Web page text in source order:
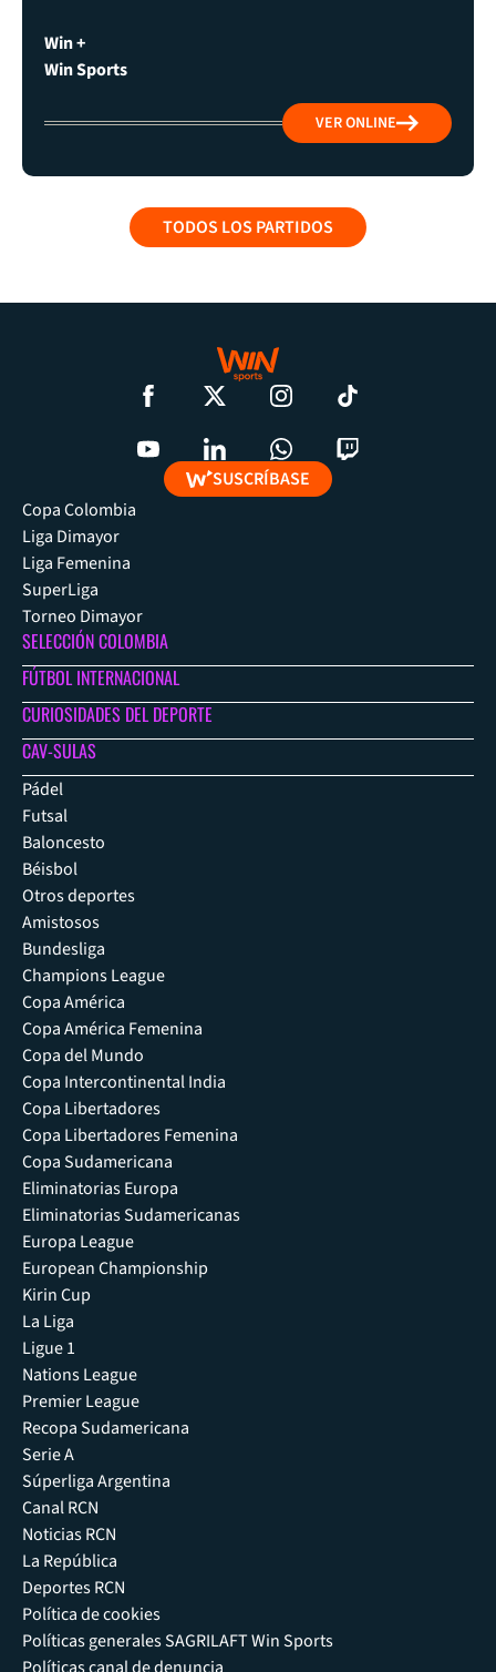
Win +
Win Sports
VER ONLINE
TODOS LOS PARTIDOS
SUSCRÍBASE
Copa Colombia
Liga Dimayor
Liga Femenina
SuperLiga
Torneo Dimayor
SELECCIÓN COLOMBIA
FÚTBOL INTERNACIONAL
CURIOSIDADES DEL DEPORTE
CAV-SULAS
Pádel
Futsal
Baloncesto
Béisbol
Otros deportes
Amistosos
Bundesliga
Champions League
Copa América
Copa América Femenina
Copa del Mundo
Copa Intercontinental India
Copa Libertadores
Copa Libertadores Femenina
Copa Sudamericana
Eliminatorias Europa
Eliminatorias Sudamericanas
Europa League
European Championship
Kirin Cup
La Liga
Ligue 1
Nations League
Premier League
Recopa Sudamericana
Serie A
Súperliga Argentina
Canal RCN
Noticias RCN
La República
Deportes RCN
Política de cookies
Políticas generales SAGRILAFT Win Sports